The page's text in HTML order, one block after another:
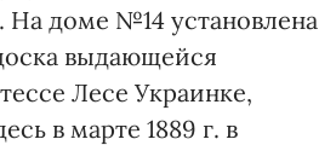
На доме №14 установлена
выдающейся
Лесе Украинке,
в марте 1889 г. в